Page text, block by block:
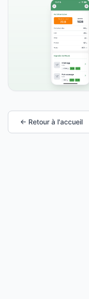
← Retour à l'accueil